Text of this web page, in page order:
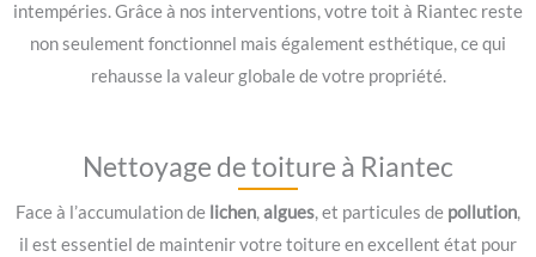
intempéries. Grâce à nos interventions, votre toit à Riantec reste
non seulement fonctionnel mais également esthétique, ce qui
rehausse la valeur globale de votre propriété.
Nettoyage de toiture à Riantec
Face à l’accumulation de lichen,algues, et particules de pollution,
il est essentiel de maintenir votre toiture en excellent état pour